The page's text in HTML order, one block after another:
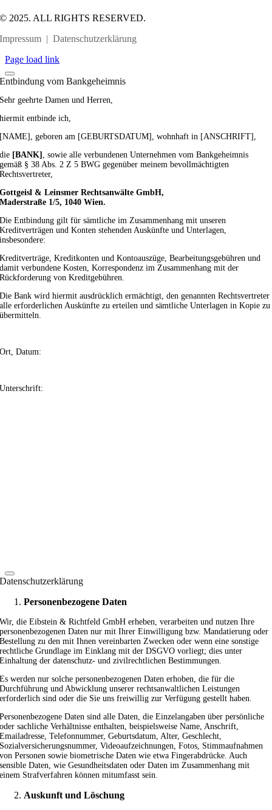
© 2025. ALL RIGHTS RESERVED.
Impressum |Datenschutzerklärung
Page load link
Entbindung vom Bankgeheimnis
Sehr geehrte Damen und Herren,
hiermit entbinde ich,
[NAME], geboren am [GEBURTSDATUM], wohnhaft in [ANSCHRIFT],
die [BANK] , sowie alle verbundenen Unternehmen vom Bankgeheimnis
gemäß § 38 Abs. 2 Z 5 BWG gegenüber meinem bevollmächtigten
Rechtsvertreter,
Gottgeisl & Leinsmer Rechtsanwälte GmbH,
Maderstraße 1/5, 1040 Wien.
Die Entbindung gilt für sämtliche im Zusammenhang mit unseren
Kreditverträgen und Konten stehenden Auskünfte und Unterlagen,
insbesondere:
Kreditverträge, Kreditkonten und Kontoauszüge, Bearbeitungsgebühren und
damit verbundene Kosten, Korrespondenz im Zusammenhang mit der
Rückforderung von Kreditgebühren.
Die Bank wird hiermit ausdrücklich ermächtigt, den genannten Rechtsvertreter
alle erforderlichen Auskünfte zu erteilen und sämtliche Unterlagen in Kopie zu
übermitteln.
Ort, Datum:
Unterschrift:
Datenschutzerklärung
Personenbezogene Daten
Wir, die Eibstein & Richtfeld GmbH erheben, verarbeiten und nutzen Ihre
personenbezogenen Daten nur mit Ihrer Einwilligung bzw. Mandatierung oder
Bestellung zu den mit Ihnen vereinbarten Zwecken oder wenn eine sonstige
rechtliche Grundlage im Einklang mit der DSGVO vorliegt; dies unter
Einhaltung der datenschutz- und zivilrechtlichen Bestimmungen.
Es werden nur solche personenbezogenen Daten erhoben, die für die
Durchführung und Abwicklung unserer rechtsanwaltlichen Leistungen
erforderlich sind oder die Sie uns freiwillig zur Verfügung gestellt haben.
Personenbezogene Daten sind alle Daten, die Einzelangaben über persönliche
oder sachliche Verhältnisse enthalten, beispielsweise Name, Anschrift,
Emailadresse, Telefonnummer, Geburtsdatum, Alter, Geschlecht,
Sozialversicherungsnummer, Videoaufzeichnungen, Fotos, Stimmaufnahmen
von Personen sowie biometrische Daten wie etwa Fingerabdrücke. Auch
sensible Daten, wie Gesundheitsdaten oder Daten im Zusammenhang mit
einem Strafverfahren können mitumfasst sein.
Auskunft und Löschung